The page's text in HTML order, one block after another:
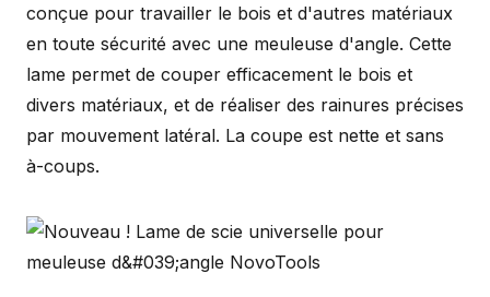
conçue pour travailler le bois et d'autres matériaux
en toute sécurité avec une meuleuse d'angle. Cette
lame permet de couper efficacement le bois et
divers matériaux, et de réaliser des rainures précises
par mouvement latéral. La coupe est nette et sans
à-coups.